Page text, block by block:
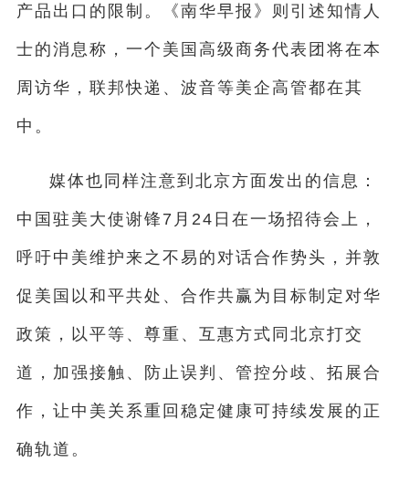
产品出口的限制。《南华早报》则引述知情人
士的消息称，一个美国高级商务代表团将在本
周访华，联邦快递、波音等美企高管都在其
中。
媒体也同样注意到北京方面发出的信息：
中国驻美大使谢锋7月24日在一场招待会上，
呼吁中美维护来之不易的对话合作势头，并敦
促美国以和平共处、合作共赢为目标制定对华
政策，以平等、尊重、互惠方式同北京打交
道，加强接触、防止误判、管控分歧、拓展合
作，让中美关系重回稳定健康可持续发展的正
确轨道。